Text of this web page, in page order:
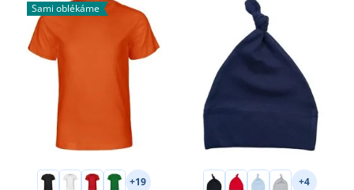
Sami oblékáme
+19 +4